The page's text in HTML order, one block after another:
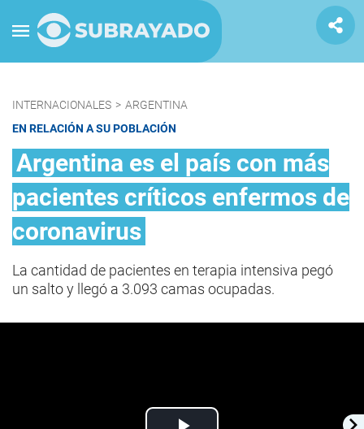
INTERNACIONALES > ARGENTINA
EN RELACIÓN A SU POBLACIÓN
Argentina es el país con más
pacientes críticos enfermos de
coronavirus
La cantidad de pacientes en terapia intensiva pegó
un salto y llegó a 3.093 camas ocupadas.